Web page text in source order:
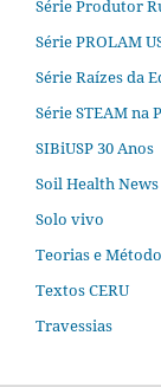
Série Produtor
Série PROLAM
Série Raízes da
Série STEAM na
SIBiUSP 30 Anos
Soil Health News
Solo vivo
Teorias e
Textos CERU
Travessias